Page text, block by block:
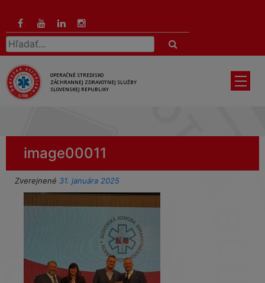
hlavný
obsah
Hľadať:
OPERAČNÉ STREDISKO
ZÁCHRANNEJ ZDRAVOTNEJ SLUŽBY
SLOVENSKEJ REPUBLIKY
image00011
Zverejnené 31. januára 2025